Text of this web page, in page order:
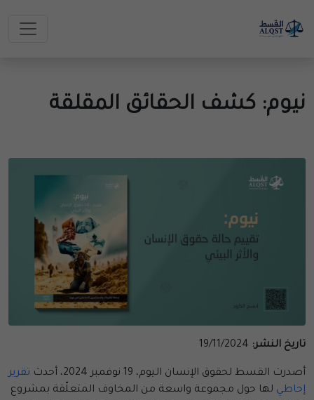
نيوم: كشف الحقائق المقلقة
تاريخ النشر:
أصدرت القسط لحقوق الإنسان اليوم، 19 نوفمبر 2024، أحدث
تقرير
إحاطي لها حول مجموعة واسعة من المخاوف المتعلّقة بمشروع